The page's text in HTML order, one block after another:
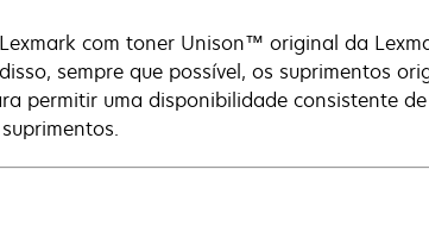
com toner Unison™ original da
sempre que possível, os suprimentos
permitir uma disponibilidade consistente